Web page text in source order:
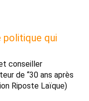
politique qui
conseiller
de “30 ans après
Riposte Laïque)